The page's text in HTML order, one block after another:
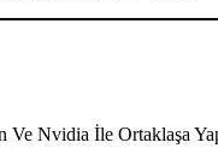
Ve Nvidia İle Ortaklaşa